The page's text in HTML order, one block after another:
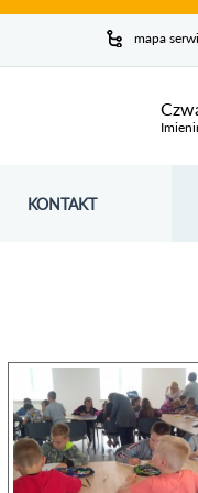
mapa
KONTAKT